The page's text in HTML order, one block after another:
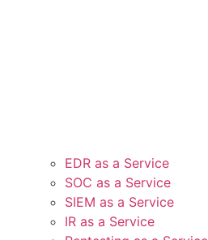
EDR as a Service
SOC as a Service
SIEM as a Service
IR as a Service